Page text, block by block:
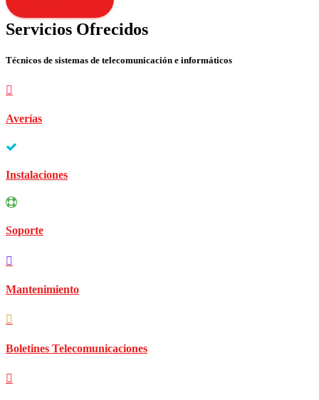
Servicios Ofrecidos
Técnicos de sistemas de telecomunicación e informáticos
Averías
Instalaciones
Soporte
Mantenimiento
Boletines Telecomunicaciones